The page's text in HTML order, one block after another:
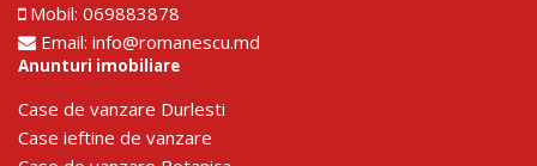
Mobil: 069883878
Email: info@romanescu.md
Anunturi imobiliare
Сase de vanzare Durlesti
Сase ieftine de vanzare